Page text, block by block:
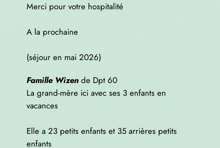
Merci pour votre hospitalité
A la prochaine
(séjour en mai 2026)
Famille Wizen de Dpt 60
La grand-mère ici avec ses 3 enfants en
vacances
Elle a 23 petits enfants et 35 arrières petits
enfants